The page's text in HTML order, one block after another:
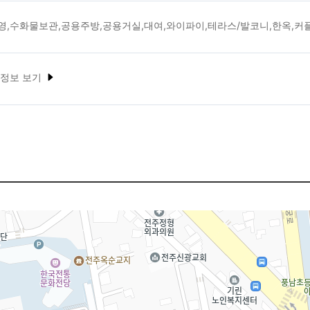
,수화물보관,공용주방,공용거실,대여,와이파이,테라스/발코니,한옥,커
보 보기